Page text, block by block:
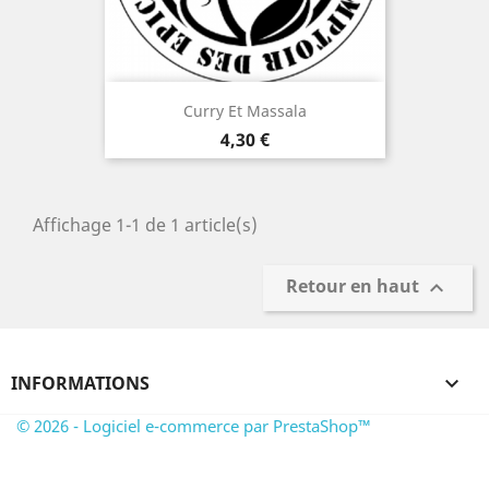
Curry Et Massala
Prix
4,30 €
Affichage 1-1 de 1 article(s)
Retour en haut 
INFORMATIONS 
© 2026 - Logiciel e-commerce par PrestaShop™